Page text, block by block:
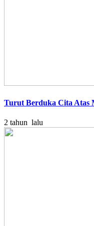
Turut Berduka Cita Atas
2 tahun lalu